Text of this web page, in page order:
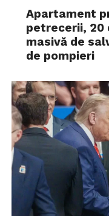
Apartament
petrecerii, 20
masivă de
de pompieri